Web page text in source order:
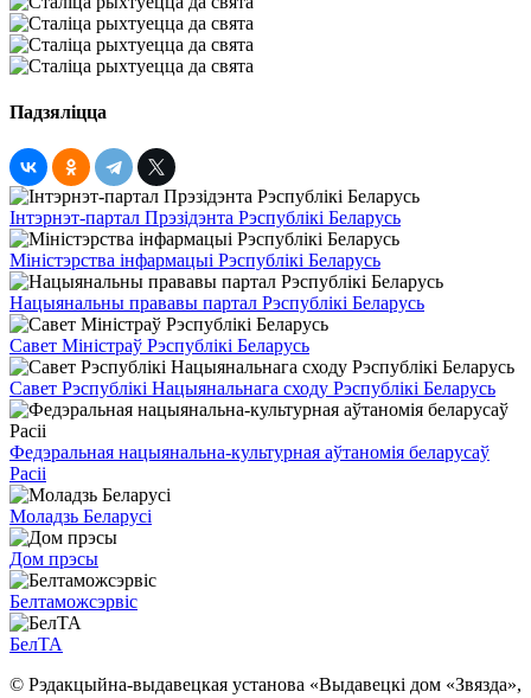
Падзяліцца
Інтэрнэт-партал Прэзідэнта Рэспублікі Беларусь
Міністэрства інфармацыі Рэспублікі Беларусь
Нацыянальны прававы партал Рэспублікі Беларусь
Савет Міністраў Рэспублікі Беларусь
Савет Рэспублікі Нацыянальнага сходу Рэспублікі Беларусь
Федэральная нацыянальна-культурная аўтаномія беларусаў
Расіі
Моладзь Беларусі
Дом прэсы
Белтаможсэрвіс
БелТА
© Рэдакцыйна-выдавецкая установа «Выдавецкі дом «Звязда»,